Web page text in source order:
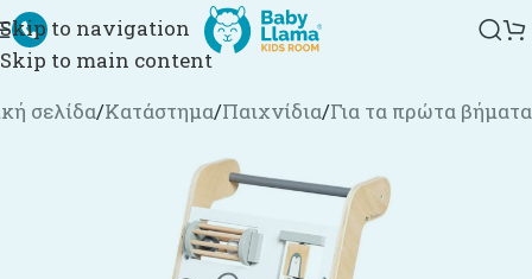
Skip to navigation
Skip to main content
σελίδα/Κατάστημα/Παιχνίδια/Για τα πρώτα βήματα